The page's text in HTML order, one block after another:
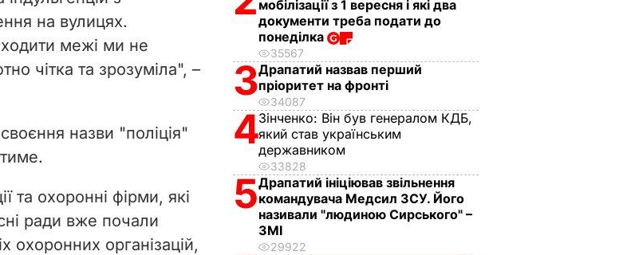
на вулицях.
межі ми не
чітка та зрозуміла", –
назви "поліція"
та охоронні фірми, які
ради вже почали
охоронних організацій,
мобілізації з 1 вересня і які два
документи треба подати до
понеділка
35567
3Драпатий назвав перший
пріоритет на фронті
34087
4Зінченко: Він був генералом КДБ,
який став українським
державником
33828
5Драпатий ініціював звільнення
командувача Медсил ЗСУ. Його
називали "людиною Сирського" –
ЗМІ
29922